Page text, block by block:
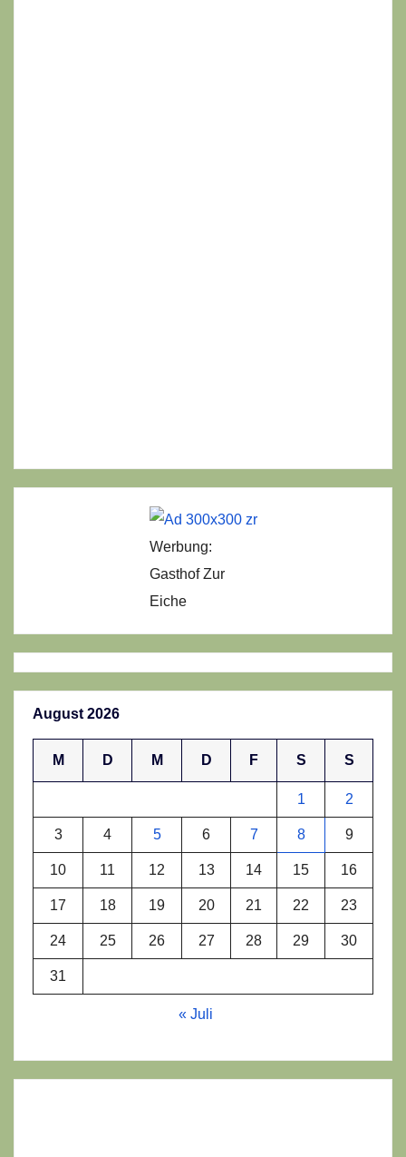
Werbung:
Gasthof Zur
Eiche
August 2026
M D M D F S S
1 2
3 4 5 6 7 8 9
10 11 12 13 14 15 16
17 18 19 20 21 22 23
24 25 26 27 28 29 30
31
« Juli